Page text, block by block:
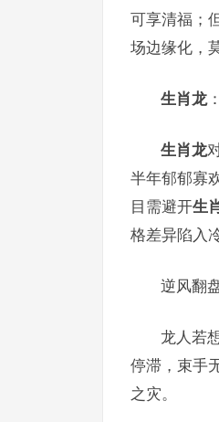
可享清福；
场边缘化，
生肖龙
生肖龙
半年郁郁寡
目需避开生
格差异陷入
逆风翻
龙人若
停滞，束手
之灾。